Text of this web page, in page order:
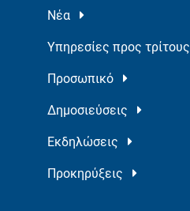
Νέα
Υπηρεσίες προς τρίτους
Προσωπικό
Δημοσιεύσεις
Εκδηλώσεις
Προκηρύξεις